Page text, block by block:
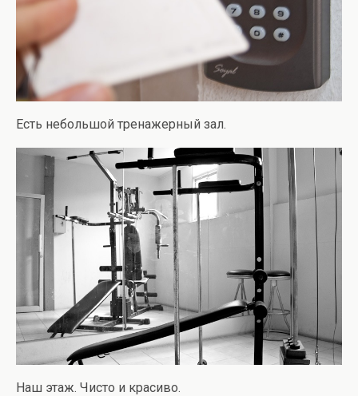
Есть небольшой тренажерный зал.
Наш этаж. Чисто и красиво.